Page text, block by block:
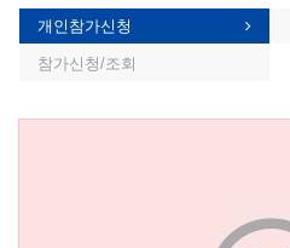
개인참가신청
참가신청/조회